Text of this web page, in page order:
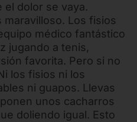
el dolor se vaya.
Los fisios
médico fantástico
jugando a tenis,
favorita. Pero si no
los fisios ni los
ni guapos. Llevas
unos cacharros
doliendo igual. Esto